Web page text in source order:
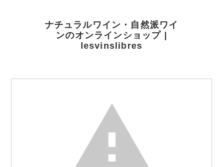
ナチュラルワイン・自然派ワイ
ンのオンラインショップ |
lesvinslibres